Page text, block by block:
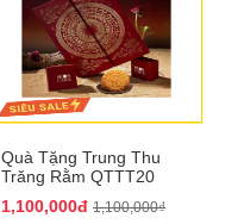
Quà Tặng Trung Thu
Trăng Rằm QTTT20
1,100,000đ 1,100,000₫